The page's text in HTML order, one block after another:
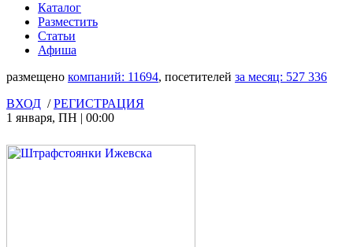
Каталог
Разместить
Статьи
Афиша
размещено компаний: 11694, посетителей за месяц: 527 336
ВХОД /РЕГИСТРАЦИЯ
1 января, ПН | 00:00